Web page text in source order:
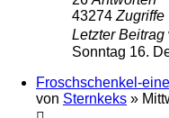
43274 Zugriffe
Letzter Beitrag
Sonntag 16.
Froschschenkel-
von Sternkeks »